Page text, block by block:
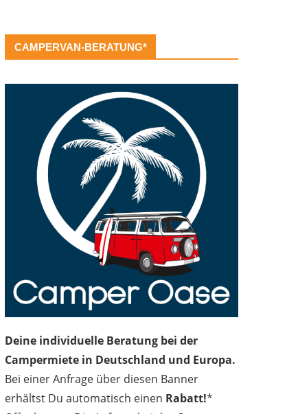
CAMPERVAN-BERATUNG*
Deine individuelle Beratung bei der
Campermiete in Deutschland und Europa.
Bei einer Anfrage über diesen Banner
erhältst Du automatisch einen Rabatt!*